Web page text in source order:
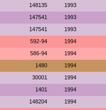
148135 1993
147541 1993
147541 1993
592-94 1994
586-94 1994
1480 1994
30001 1994
1401 1994
148204 1994